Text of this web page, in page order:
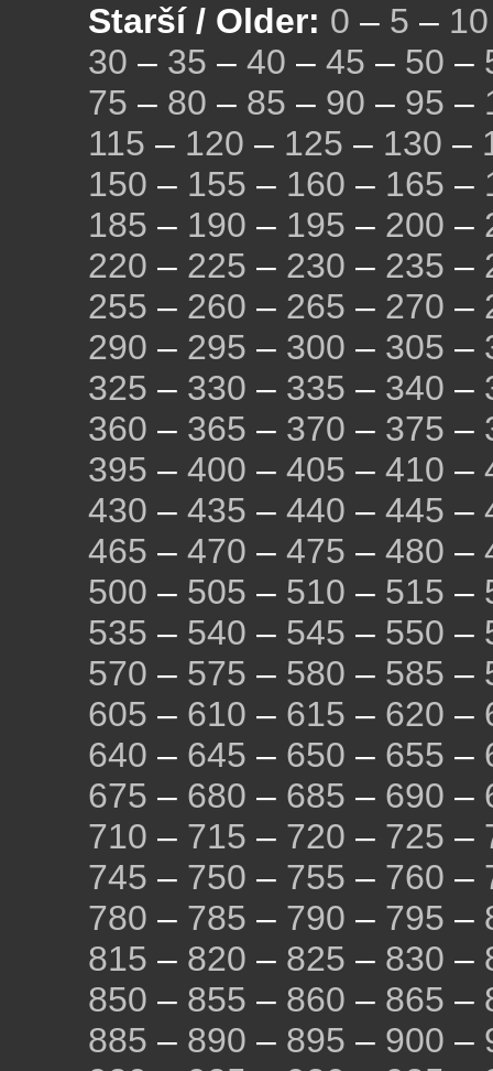
Starší / Older: 0 – 5 – 10
30 – 35 – 40 – 45 – 50 –
75 – 80 – 85 – 90 – 95 –
115 – 120 – 125 – 130 –
150 – 155 – 160 – 165 –
185 – 190 – 195 – 200 –
220 – 225 – 230 – 235 –
255 – 260 – 265 – 270 –
290 – 295 – 300 – 305 –
325 – 330 – 335 – 340 –
360 – 365 – 370 – 375 –
395 – 400 – 405 – 410 –
430 – 435 – 440 – 445 –
465 – 470 – 475 – 480 –
500 – 505 – 510 – 515 –
535 – 540 – 545 – 550 –
570 – 575 – 580 – 585 –
605 – 610 – 615 – 620 –
640 – 645 – 650 – 655 –
675 – 680 – 685 – 690 –
710 – 715 – 720 – 725 –
745 – 750 – 755 – 760 –
780 – 785 – 790 – 795 –
815 – 820 – 825 – 830 –
850 – 855 – 860 – 865 –
885 – 890 – 895 – 900 –